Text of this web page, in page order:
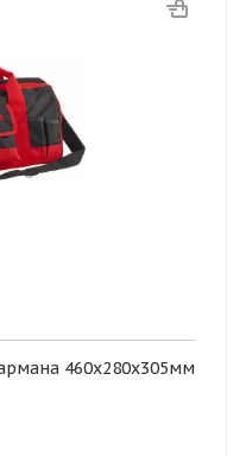
460х280х305мм